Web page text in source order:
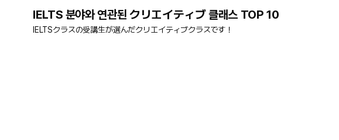
IELTS 분야와 연관된 クリエイティブ 클래스 TOP 10
IELTSクラスの受講生が選んだクリエイティブクラスです！